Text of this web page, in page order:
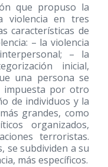
que propuso la
violencia en tres
características de
– la violencia
– la
inicial,
una persona se
impuesta por otro
de individuos y la
grandes, como
organizados,
terroristas.
se subdividen a su
más específicos.